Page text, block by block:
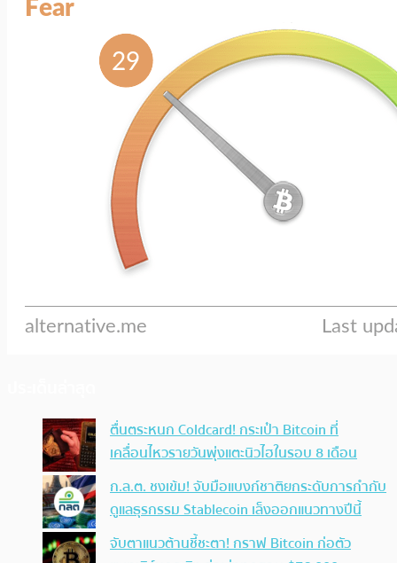
ตื่นตระหนก Coldcard! กระเป๋า Bitcoin ที่
เคลื่อนไหวรายวันพุ่งแตะนิวไฮในรอบ 8 เดือน
ก.ล.ต. ชงเข้ม! จับมือแบงก์ชาติยกระดับการกำกับ
ดูแลธุรกรรม Stablecoin เล็งออกแนวทางปีนี้
จับตาแนวต้านชี้ชะตา! กราฟ Bitcoin ก่อตัว